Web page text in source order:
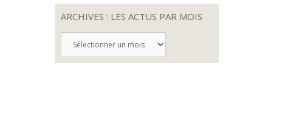
ARCHIVES : LES ACTUS PAR MOIS
LES